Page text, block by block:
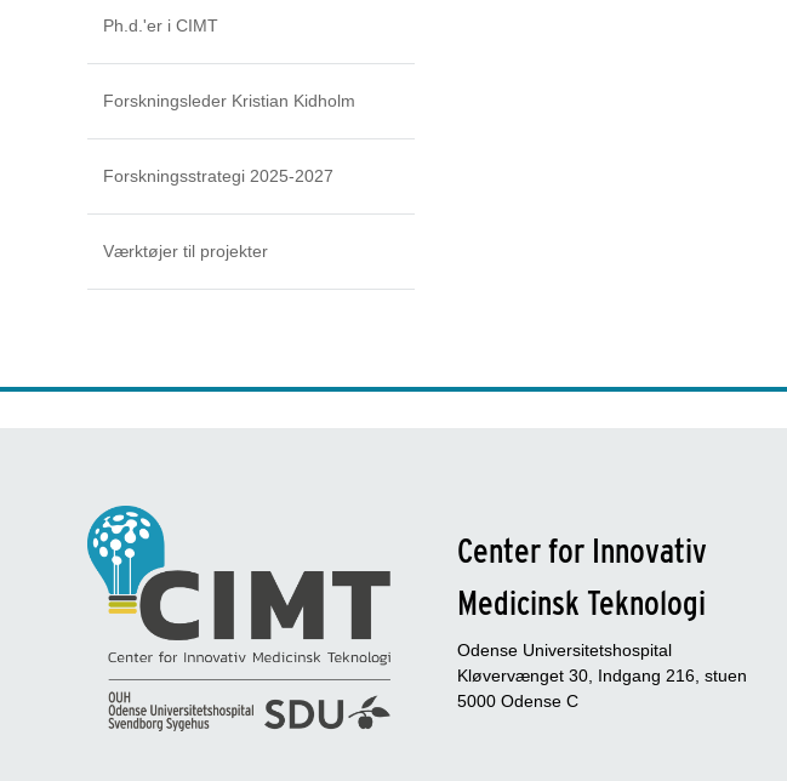
Ph.d.'er i CIMT
Forskningsleder Kristian Kidholm
Forskningsstrategi 2025-2027
Værktøjer til projekter
Center for Innovativ
Medicinsk Teknologi
Odense Universitetshospital
Kløvervænget 30, Indgang 216, stuen
5000 Odense C